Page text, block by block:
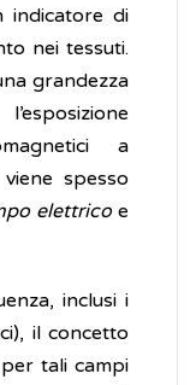
indicatore di
nei tessuti.
grandezza
a
spesso
elettricoe
inclusi i
il concetto
tali campi